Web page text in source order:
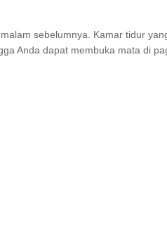
sebelumnya. Kamar tidur
Anda dapat membuka mata di